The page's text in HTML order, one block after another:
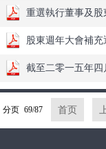
重選執行董事及
股東週年大會補充
截至二零一五年
分页 69/87 首页